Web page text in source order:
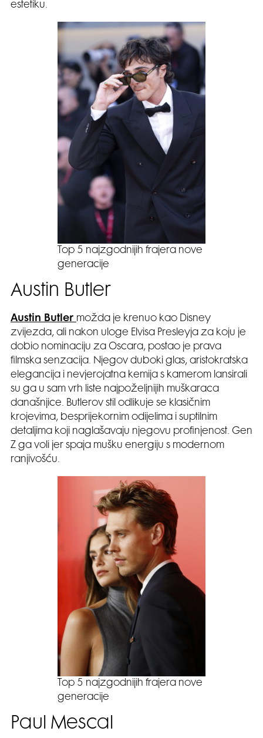
estetiku.
Top 5 najzgodnijih frajera nove
generacije
Austin Butler
Austin Butler možda je krenuo kao Disney
zvijezda, ali nakon uloge Elvisa Presleyja za koju je
dobio nominaciju za Oscara, postao je prava
filmska senzacija. Njegov duboki glas, aristokratska
elegancija i nevjerojatna kemija s kamerom lansirali
su ga u sam vrh liste najpoželjnijih muškaraca
današnjice. Butlerov stil odlikuje se klasičnim
krojevima, besprijekornim odijelima i suptilnim
detaljima koji naglašavaju njegovu profinjenost. Gen
Z ga voli jer spaja mušku energiju s modernom
ranjivošću.
Top 5 najzgodnijih frajera nove
generacije
Paul Mescal